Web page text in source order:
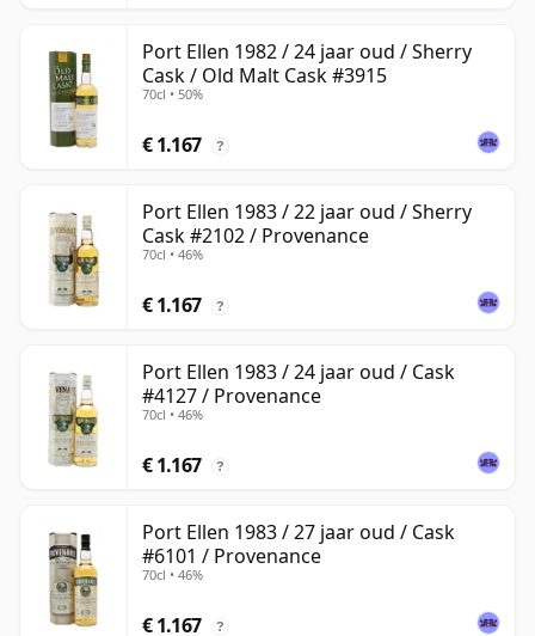
Port Ellen 1982 / 24 jaar oud / Sherry
Cask / Old Malt Cask #3915
70cl • 50%
€ 1.167 ?
Port Ellen 1983 / 22 jaar oud / Sherry
Cask #2102 / Provenance
70cl • 46%
€ 1.167 ?
Port Ellen 1983 / 24 jaar oud / Cask
#4127 / Provenance
70cl • 46%
€ 1.167 ?
Port Ellen 1983 / 27 jaar oud / Cask
#6101 / Provenance
70cl • 46%
€ 1.167 ?